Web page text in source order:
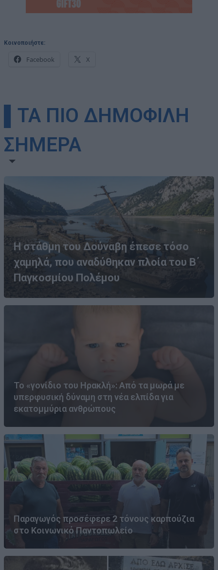
Κοινοποιήστε:
Facebook X
▌ΤΑ ΠΙΟ ΔΗΜΟΦΙΛΗ
ΣΗΜΕΡΑ
Η στάθμη του Δούναβη έπεσε τόσο
χαμηλά, που αναδύθηκαν πλοία του Β΄
Παγκοσμίου Πολέμου
Το «γονίδιο του Ηρακλή»: Από τα μωρά με
υπερφυσική δύναμη στη νέα ελπίδα για
εκατομμύρια ανθρώπους
Παραγωγός προσέφερε 2 τόνους καρπούζια
στο Κοινωνικό Παντοπωλείο